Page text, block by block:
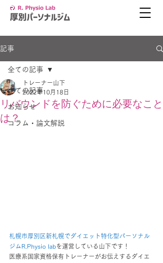
記事
全ての記事
お知らせ
コラム・論文解説
全ての記事
リバウンドを防ぐために必要なこと
は？
トレーナー山下
2022年10月18日
札幌市厚別区新札幌でダイエット特化型パーソナル
ジムR.Physio labを運営している山下です！
医療系国家資格保有トレーナーがお伝えするダイエ